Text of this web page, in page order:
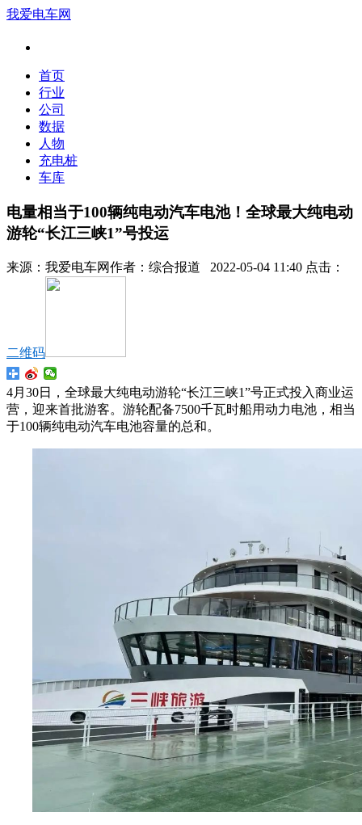
我爱电车网
首页
行业
公司
数据
人物
充电桩
车库
电量相当于100辆纯电动汽车电池！全球最大纯电动
游轮“长江三峡1”号投运
来源： 我爱电车网作者： 综合报道 2022-05-04 11:40 点击：
二维码
4月30日，全球最大纯电动游轮“长江三峡1”号正式投入商业运
营，迎来首批游客。游轮配备7500千瓦时船用动力电池，相当
于100辆纯电动汽车电池容量的总和。